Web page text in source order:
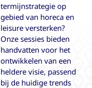
termijnstrategie op
gebied van horeca en
leisure versterken?
Onze sessies bieden
handvatten voor het
ontwikkelen van een
heldere visie, passend
bij de huidige trends